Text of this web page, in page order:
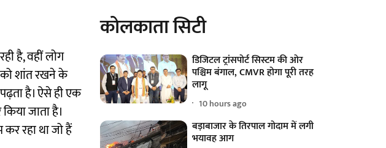
है, वहीं लोग
शांत रखने के
है। ऐसे ही एक
जाता है।
रहा था जो हैं
कोलकाता सिटी
डिजिटल ट्रांसपोर्ट सिस्टम की ओर
पश्चिम बंगाल, CMVR होगा पूरी तरह
लागू
10 hours ago
बड़ाबाजार के तिरपाल गोदाम में लगी
भयावह आग